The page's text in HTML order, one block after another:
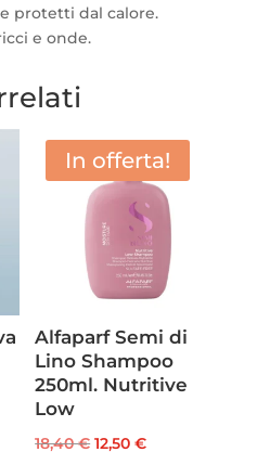
protetti dal calore.
e onde.
In offerta!
Alfaparf Semi di
Lino Shampoo
250ml. Nutritive
Low
18,40€ Il
12,50€Il